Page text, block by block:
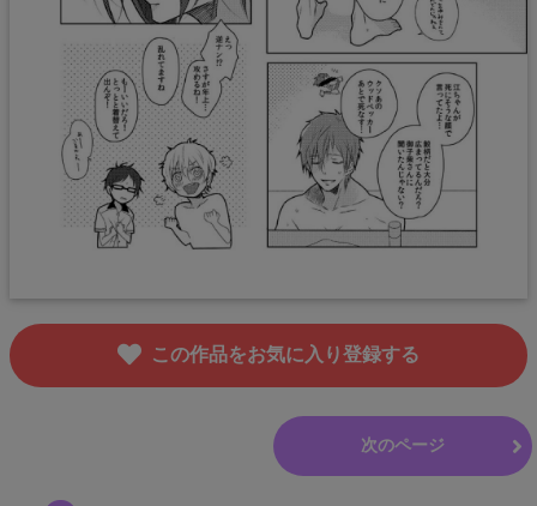
この作品をお気に入り登録する
次のページ